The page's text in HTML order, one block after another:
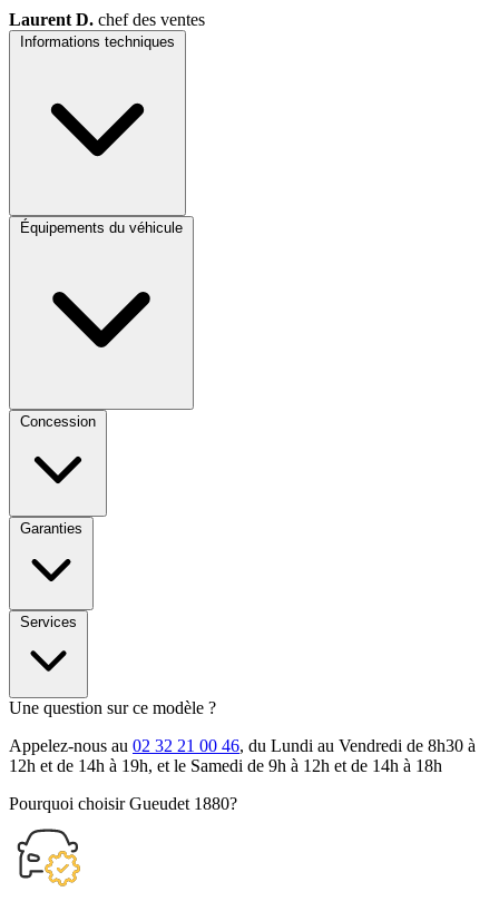
Laurent D. chef des ventes
Informations techniques
Équipements du véhicule
Concession
Garanties
Services
Une question sur ce modèle ?
Appelez-nous au 02 32 21 00 46, du Lundi au Vendredi de 8h30 à
12h et de 14h à 19h, et le Samedi de 9h à 12h et de 14h à 18h
Pourquoi choisir Gueudet 1880?